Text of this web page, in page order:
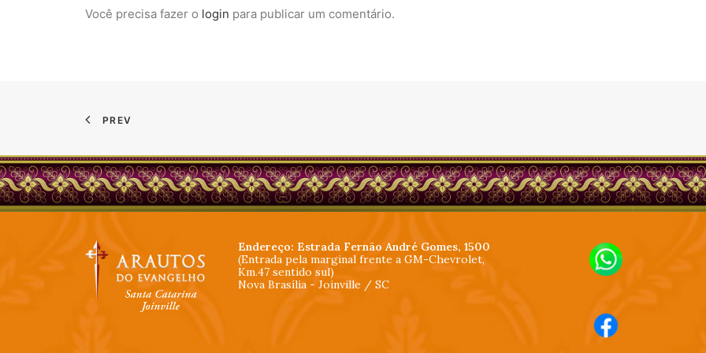
Você precisa fazer o login para publicar um comentário.
PREV
Endereço: Estrada Fernão André Gomes, 1500
(Entrada pela marginal frente a GM-Chevrolet,
Km.47 sentido sul)
Nova Brasília - Joinville / SC